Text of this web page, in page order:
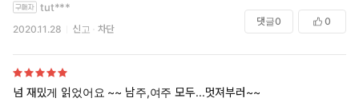
tut***
2020.11.28 신고 차단
댓글0 0
넘 재밌게 읽었어요 ~~ 남주,여주 모두...멋져부러~~